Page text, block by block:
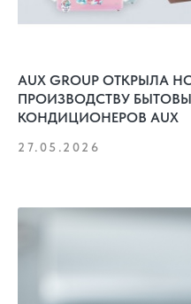
AUX GROUP ОТКРЫЛА
ПРОИЗВОДСТВУ
КОНДИЦИОНЕРОВ AUX
27.05.2026